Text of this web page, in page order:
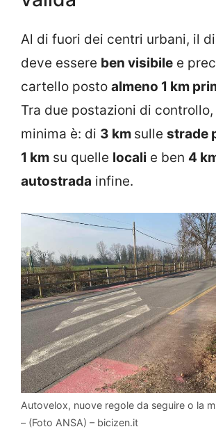
Al di fuori dei centri urbani, il
deve essere ben visibile e
cartello posto almeno 1 km
Tra due postazioni di
minima è: di 3 km sulle strade
1 km su quelle locali e ben 4
autostrada infine.
Autovelox, nuove regole da seguire o la
– (Foto ANSA) – bicizen.it